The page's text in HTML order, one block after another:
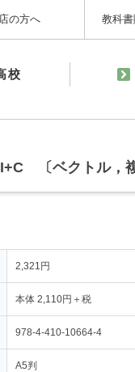
の方へ 教科
校
〔ベクトル，複
2,321円
本体 2,110円＋税
978-4-410-10664-4
A5判